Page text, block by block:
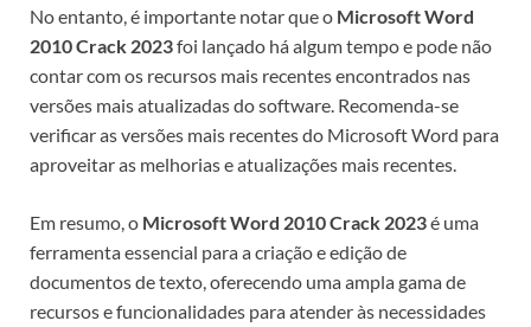
No entanto, é importante notar que o Microsoft Word
2010 Crack 2023foi lançado há algum tempo e pode não
contar com os recursos mais recentes encontrados nas
versões mais atualizadas do software. Recomenda-se
verificar as versões mais recentes do Microsoft Word para
aproveitar as melhorias e atualizações mais recentes.
Em resumo, o Microsoft Word 2010 Crack 2023é uma
ferramenta essencial para a criação e edição de
documentos de texto, oferecendo uma ampla gama de
recursos e funcionalidades para atender às necessidades